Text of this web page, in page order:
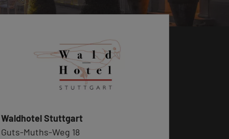
Waldhotel Stuttgart
Guts-Muths-Weg 18